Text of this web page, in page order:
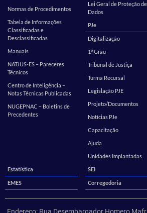
Normas de Procedimentos
Tabela de Informações
Classificadas e
Desclassificadas
Manuais
NATJUS-ES – Pareceres
Técnicos
Centro de Inteligência –
Notas Técnicas Publicadas
NUGEPNAC – Boletins de
Precedentes
Lei Geral de Proteção de
Dados
PJe
Digitalização
1º Grau
Tribunal de Justiça
Turma Recursal
Legislação PJE
Projeto/Documentos
Notícias PJe
Capacitação
Ajuda
Unidades Implantadas
Estatística
SEI
EMES Corregedoria